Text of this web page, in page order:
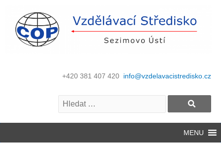
+420 381 407 420 info@vzdelavacistredisko.cz
MENU